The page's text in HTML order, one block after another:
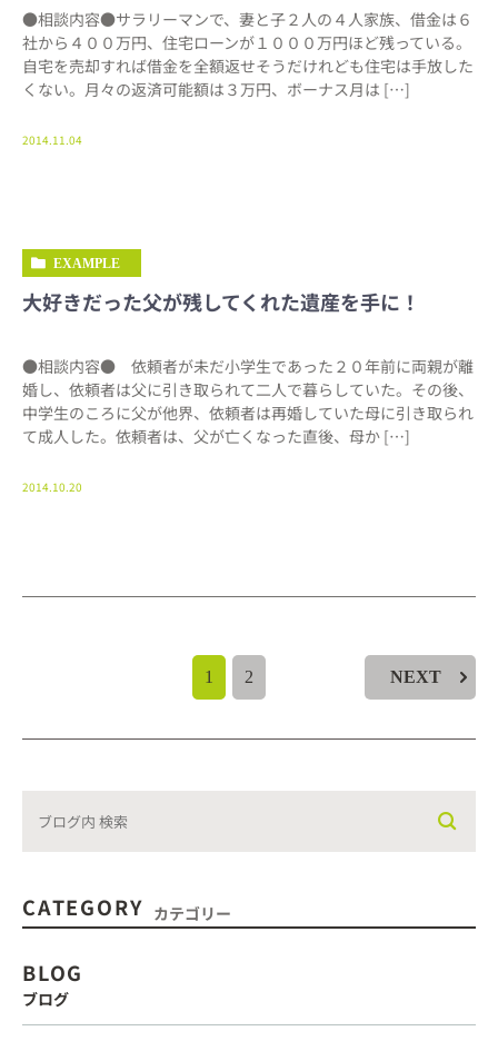
●相談内容●サラリーマンで、妻と子２人の４人家族、借金は６
社から４００万円、住宅ローンが１０００万円ほど残っている。
自宅を売却すれば借金を全額返せそうだけれども住宅は手放した
くない。月々の返済可能額は３万円、ボーナス月は […]
2014.11.04
EXAMPLE
大好きだった父が残してくれた遺産を手に！
●相談内容● 依頼者が未だ小学生であった２０年前に両親が離
婚し、依頼者は父に引き取られて二人で暮らしていた。その後、
中学生のころに父が他界、依頼者は再婚していた母に引き取られ
て成人した。依頼者は、父が亡くなった直後、母か […]
2014.10.20
1 2 NEXT
CATEGORY カテゴリー
BLOG
ブログ